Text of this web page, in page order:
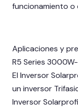
funcionamiento o
Aplicaciones y
R5 Series
El Inversor
un inversor
Inversor